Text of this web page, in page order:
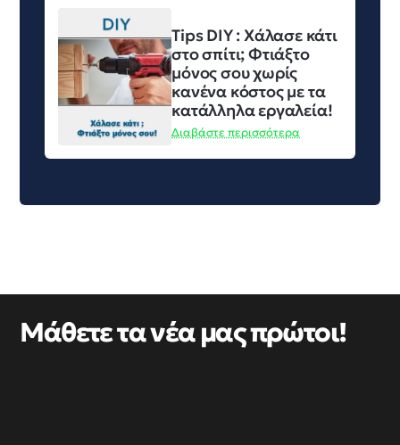
Tips DIY : Χάλασε κάτι
στο σπίτι; Φτιάξτο
μόνος σου χωρίς
κανένα κόστος με τα
κατάλληλα εργαλεία!
Διαβάστε περισσότερα
Μάθετε τα νέα μας πρώτοι!